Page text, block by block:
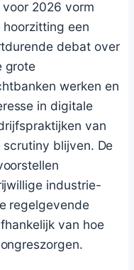
2026 vorm
een
debat over
grote
werken en
in digitale
van
blijven. De
industrie-
regelgevende
van hoe